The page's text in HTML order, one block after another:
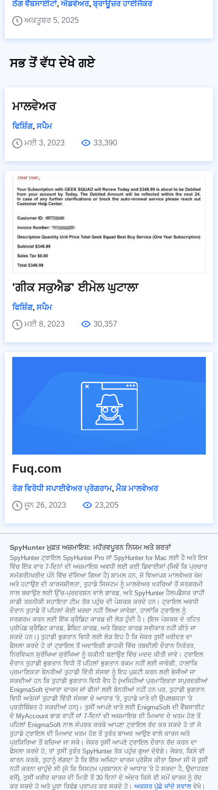
ਠੱਗ ਵੈੱਬਸਾਈਟਾਂ, ਐਡਵੇਅਰ,ਬ੍ਰਾਊਜ਼ਰ ਹਾਈਜੈਕਰ
ਅਕਤੂਬਰ 5, 2025
ਸਭ ਤੋਂ ਵੱਧ ਦੇਖੇ ਗਏ
ਮਾਲਵੇਅਰ
ਫਿਸ਼ਿੰਗ, ਸਪੈਮ
ਮਈ 3, 2023
33,390
'ਗੀਕ ਸਕੁਐਡ' ਈਮੇਲ ਘੁਟਾਲਾ
ਫਿਸ਼ਿੰਗ, ਸਪੈਮ
ਮਈ 8, 2023
30,357
Fuq.com
ਰੋਗ ਵਿਰੋਧੀ ਸਪਾਈਵੇਅਰ ਪ੍ਰੋਗਰਾਮ, ਮੈਕ ਮਾਲਵੇਅਰ
ਜੂਨ 26, 2023
23,205
SpyHunter ਮੁਫ਼ਤ ਅਜ਼ਮਾਇਸ਼: ਮਹੱਤਵਪੂਰਨ ਨਿਯਮ ਅਤੇ ਸ਼ਰਤਾਂ
SpyHunter ਟ੍ਰਾਇਲ SpyHunter Pro ਜਾਂ SpyHunter for Mac ਲਈ ਹੈ ਅਤੇ ਇਸ
ਵਿੱਚ ਇੱਕ ਵਾਰ 7-ਦਿਨਾਂ ਦੀ ਅਜ਼ਮਾਇਸ਼ ਅਵਧੀ ਲਈ ਕਈ ਡਿਵਾਈਸਾਂ (ਜਿਵੇਂ ਕਿ ਪ੍ਰਚਾਰ
ਸਮੱਗਰੀ/ਖਰੀਦ ਪੰਨੇ ਵਿੱਚ ਦੱਸਿਆ ਗਿਆ ਹੈ) ਸ਼ਾਮਲ ਹਨ, ਜੋ ਵਿਆਪਕ ਮਾਲਵੇਅਰ ਖੋਜ
ਅਤੇ ਹਟਾਉਣ ਦੀ ਕਾਰਜਸ਼ੀਲਤਾ, ਤੁਹਾਡੇ ਸਿਸਟਮ ਨੂੰ ਮਾਲਵੇਅਰ ਖਤਰਿਆਂ ਤੋਂ ਸਰਗਰਮੀ
ਨਾਲ ਬਚਾਉਣ ਲਈ ਉੱਚ-ਪ੍ਰਦਰਸ਼ਨ ਵਾਲੇ ਗਾਰਡ, ਅਤੇ SpyHunter ਹੈਲਪਡੈਸਕ ਰਾਹੀਂ
ਸਾਡੀ ਤਕਨੀਕੀ ਸਹਾਇਤਾ ਟੀਮ ਤੱਕ ਪਹੁੰਚ ਦੀ ਪੇਸ਼ਕਸ਼ ਕਰਦੇ ਹਨ। ਟ੍ਰਾਇਲ ਅਵਧੀ
ਦੌਰਾਨ ਤੁਹਾਡੇ ਤੋਂ ਪਹਿਲਾਂ ਕੋਈ ਖਰਚਾ ਨਹੀਂ ਲਿਆ ਜਾਵੇਗਾ, ਹਾਲਾਂਕਿ ਟ੍ਰਾਇਲ ਨੂੰ
ਸਰਗਰਮ ਕਰਨ ਲਈ ਇੱਕ ਕ੍ਰੈਡਿਟ ਕਾਰਡ ਦੀ ਲੋੜ ਹੁੰਦੀ ਹੈ। (ਇਸ ਪੇਸ਼ਕਸ਼ ਦੇ ਤਹਿਤ
ਪ੍ਰੀਪੇਡ ਕ੍ਰੈਡਿਟ ਕਾਰਡ, ਡੈਬਿਟ ਕਾਰਡ, ਅਤੇ ਗਿਫਟ ਕਾਰਡ ਸਵੀਕਾਰ ਨਹੀਂ ਕੀਤੇ ਜਾ
ਸਕਦੇ ਹਨ।) ਤੁਹਾਡੀ ਭੁਗਤਾਨ ਵਿਧੀ ਲਈ ਲੋੜ ਇਹ ਹੈ ਕਿ ਜੇਕਰ ਤੁਸੀਂ ਖਰੀਦਣ ਦਾ
ਫੈਸਲਾ ਕਰਦੇ ਹੋ ਤਾਂ ਟ੍ਰਾਇਲ ਤੋਂ ਅਦਾਇਗੀ ਗਾਹਕੀ ਵਿੱਚ ਤਬਦੀਲੀ ਦੌਰਾਨ ਨਿਰੰਤਰ,
ਨਿਰਵਿਘਨ ਸੁਰੱਖਿਆ ਸੁਰੱਖਿਆ ਨੂੰ ਯਕੀਨੀ ਬਣਾਉਣ ਵਿੱਚ ਮਦਦ ਕੀਤੀ ਜਾਵੇ। ਟ੍ਰਾਇਲ
ਦੌਰਾਨ ਤੁਹਾਡੀ ਭੁਗਤਾਨ ਵਿਧੀ ਤੋਂ ਪਹਿਲਾਂ ਭੁਗਤਾਨ ਰਕਮ ਨਹੀਂ ਲਈ ਜਾਵੇਗੀ, ਹਾਲਾਂਕਿ
ਪ੍ਰਮਾਣਿਕਤਾ ਬੇਨਤੀਆਂ ਤੁਹਾਡੀ ਵਿੱਤੀ ਸੰਸਥਾ ਨੂੰ ਇਹ ਪੁਸ਼ਟੀ ਕਰਨ ਲਈ ਭੇਜੀਆਂ ਜਾ
ਸਕਦੀਆਂ ਹਨ ਕਿ ਤੁਹਾਡੀ ਭੁਗਤਾਨ ਵਿਧੀ ਵੈਧ ਹੈ (ਅਜਿਹੀਆਂ ਪ੍ਰਮਾਣਿਕਤਾ ਸਪੁਰਦਗੀਆਂ
EnigmaSoft ਦੁਆਰਾ ਚਾਰਜ ਜਾਂ ਫੀਸਾਂ ਲਈ ਬੇਨਤੀਆਂ ਨਹੀਂ ਹਨ ਪਰ, ਤੁਹਾਡੀ ਭੁਗਤਾਨ
ਵਿਧੀ ਅਤੇ/ਜਾਂ ਤੁਹਾਡੀ ਵਿੱਤੀ ਸੰਸਥਾ ਦੇ ਆਧਾਰ 'ਤੇ, ਤੁਹਾਡੇ ਖਾਤੇ ਦੀ ਉਪਲਬਧਤਾ 'ਤੇ
ਪ੍ਰਤੀਬਿੰਬਤ ਹੋ ਸਕਦੀਆਂ ਹਨ)। ਤੁਸੀਂ ਆਪਣੇ ਖਾਤੇ ਲਈ EnigmaSoft ਦੀ ਵੈੱਬਸਾਈਟ
ਦੇ MyAccount ਭਾਗ ਰਾਹੀਂ ਜਾਂ 7-ਦਿਨਾਂ ਦੀ ਅਜ਼ਮਾਇਸ਼ ਦੀ ਮਿਆਦ ਦੇ ਖਤਮ ਹੋਣ ਤੋਂ
ਪਹਿਲਾਂ EnigmaSoft ਨਾਲ ਸੰਪਰਕ ਕਰਕੇ ਆਪਣਾ ਟ੍ਰਾਇਲ ਰੱਦ ਕਰ ਸਕਦੇ ਹੋ ਤਾਂ ਜੋ
ਤੁਹਾਡੇ ਟ੍ਰਾਇਲ ਦੀ ਮਿਆਦ ਖਤਮ ਹੋਣ ਤੋਂ ਤੁਰੰਤ ਬਾਅਦ ਆਉਣ ਵਾਲੇ ਚਾਰਜ ਅਤੇ
ਪ੍ਰਕਿਰਿਆ ਤੋਂ ਬਚਿਆ ਜਾ ਸਕੇ। ਜੇਕਰ ਤੁਸੀਂ ਆਪਣੇ ਟ੍ਰਾਇਲ ਦੌਰਾਨ ਰੱਦ ਕਰਨ ਦਾ
ਫੈਸਲਾ ਕਰਦੇ ਹੋ, ਤਾਂ ਤੁਸੀਂ ਤੁਰੰਤ SpyHunter ਤੱਕ ਪਹੁੰਚ ਗੁਆ ਦੇਵੋਗੇ। ਜੇਕਰ, ਕਿਸੇ ਵੀ
ਕਾਰਨ ਕਰਕੇ, ਤੁਹਾਨੂੰ ਲੱਗਦਾ ਹੈ ਕਿ ਇੱਕ ਅਜਿਹਾ ਚਾਰਜ ਪ੍ਰੋਸੈਸ ਕੀਤਾ ਗਿਆ ਸੀ ਜੋ ਤੁਸੀਂ
ਨਹੀਂ ਕਰਨਾ ਚਾਹੁੰਦੇ ਸੀ (ਜੋ ਕਿ ਸਿਸਟਮ ਪ੍ਰਸ਼ਾਸਨ ਦੇ ਆਧਾਰ 'ਤੇ ਹੋ ਸਕਦਾ ਹੈ, ਉਦਾਹਰਣ
ਵਜੋਂ), ਤੁਸੀਂ ਖਰੀਦ ਚਾਰਜ ਦੀ ਮਿਤੀ ਤੋਂ 30 ਦਿਨਾਂ ਦੇ ਅੰਦਰ ਕਿਸੇ ਵੀ ਸਮੇਂ ਚਾਰਜ ਨੂੰ ਰੱਦ
ਕਰ ਸਕਦੇ ਹੋ ਅਤੇ ਪੂਰਾ ਰਿਫੰਡ ਪ੍ਰਾਪਤ ਕਰ ਸਕਦੇ ਹੋ। ਅਕਸਰ ਪੁੱਛੇ ਜਾਂਦੇ ਸਵਾਲ ਵੇਖੋ।